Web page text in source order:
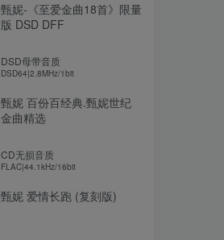
甄妮-《至爱金曲18首》限量
版 DSD DFF
DSD母带音质
DSD64|2.8MHz/1bit
甄妮 百份百经典.甄妮世纪
金曲精选
CD无损音质
FLAC|44.1kHz/16bit
甄妮 爱情长跑 (复刻版)